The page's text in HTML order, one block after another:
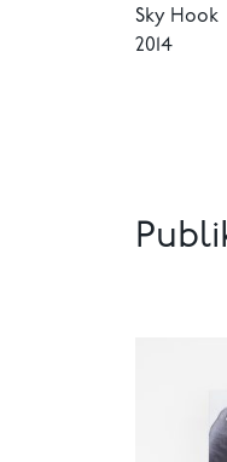
Sky Hook
2014